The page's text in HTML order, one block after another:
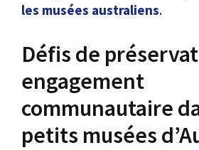
les musées australiens.
Défis de
engagement
communautaire
petits musées